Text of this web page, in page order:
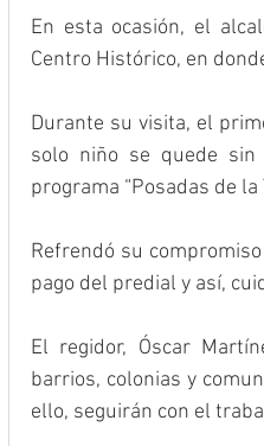
En esta ocasión, el
Durante su visita, el
solo niño se quede
programa “Posadas de la
Refrendó su
pago del predial y así,
El regidor, Óscar
barrios, colonias y
ello, seguirán con el